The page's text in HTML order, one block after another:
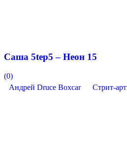
Саша 5tep5 – Неон 15
(0)
Андрей Druce Boxcar
Стрит-арт